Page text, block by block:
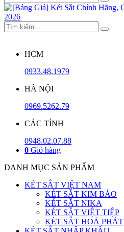
HCM
0933.48.1979
HÀ NỘI
0969.5262.79
CÁC TỈNH
0948.02.07.88
0 Giỏ hàng
DANH MỤC SẢN PHẨM
KÉT SẮT VIỆT NAM
KÉT SẮT KIM BẢO
KÉT SẮT NIKA
KÉT SẮT VIỆT TIỆP
KÉT SẮT HOÀ PHÁT